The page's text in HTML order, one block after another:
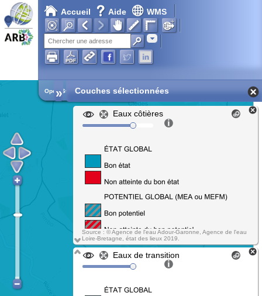
Accueil Aide WMS
Adresse
Open Street Map
» Couches sélectionnées
Eaux côtières
Source : © Agence de l'eau Adour-Garonne, Agence de l'eau
Loire-Bretagne, état des lieux 2019.
Eaux de transition